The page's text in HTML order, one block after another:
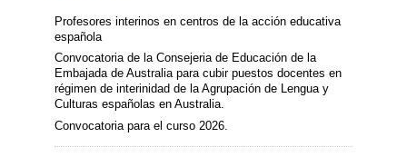
Profesores interinos en centros de la acción educativa
española
Convocatoria de la Consejeria de Educación de la
Embajada de Australia para cubir puestos docentes en
régimen de interinidad de la Agrupación de Lengua y
Culturas españolas en Australia.
Convocatoria para el curso 2026.